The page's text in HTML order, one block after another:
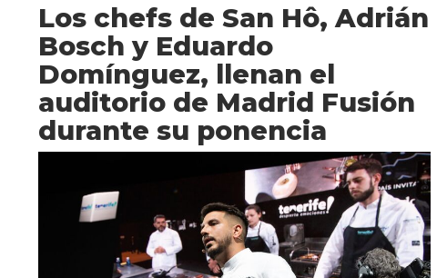
Los chefs de San Hô, Adrián
Bosch y Eduardo
Domínguez, llenan el
auditorio de Madrid Fusión
durante su ponencia